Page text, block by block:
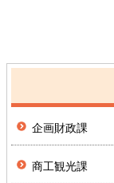
企画財政課
商工観光課